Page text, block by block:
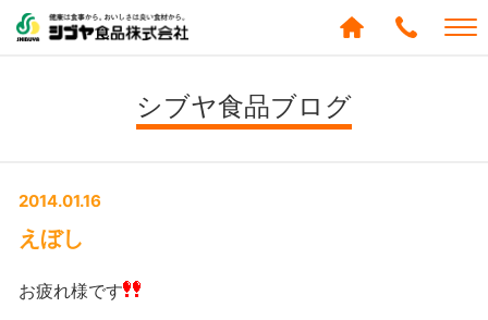
シブヤ食品ブログ
2014.01.16
えぼし
お疲れ様です